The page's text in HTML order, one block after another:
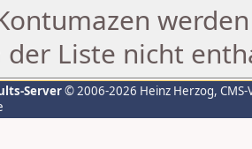
der Liste nicht
Server© 2006-2026 Heinz Herzog,